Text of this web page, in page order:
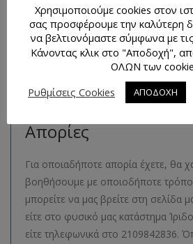
Παρόμοια Προϊόντα
Μπορείτε να βρείτε πολλά
κατηγορίας στο ηλεκτρονικό μας
ακολουθώντας τον σύνδεσμοεδώ.
Απορίες
Για οποιαδήποτε απορία έχετε, θα
βοηθήσουμε με οποιοδήποτε
μπορείτε να μας βρείτε στη σελίδα
είτε στο φυσικό μας κατάστημα
είτε τηλεφωνικά στο 2109842836.
Χρησιμοποιούμε cookies στον
σας προσφέρουμε την καλύτερη
να βελτιονόμαστε σύμφωνα με
Κάνοντας κλικ στο "Αποδοχή",
ΟΛΩΝ των
Ρυθμίσεις Cookies
ΑΠΟΔΟΧΗ